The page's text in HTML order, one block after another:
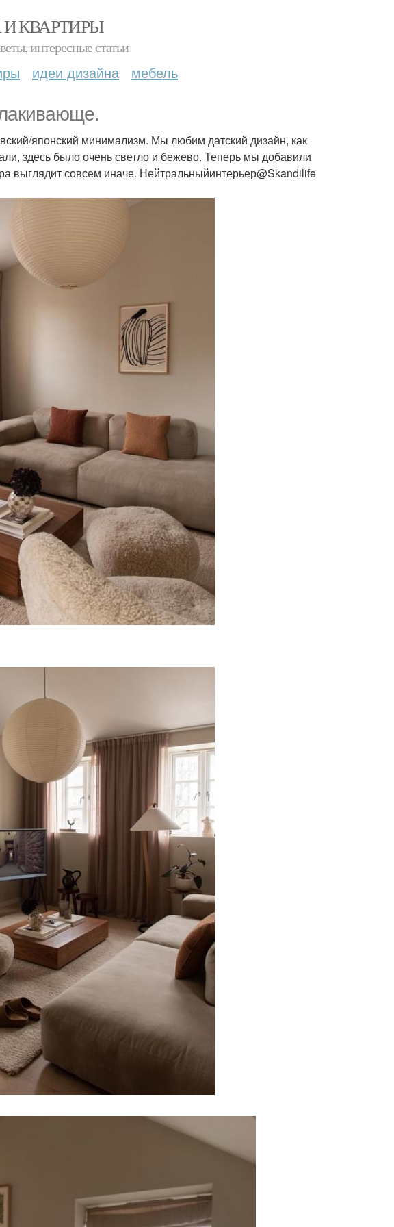
КВАРТИРЫ
интересные статьи
идеи дизайна мебель
японский минимализм. Мы любим датский дизайн, как
здесь было очень светло и бежево. Теперь мы добавили
выглядит совсем иначе. Нейтральныйинтерьер@Skandilife